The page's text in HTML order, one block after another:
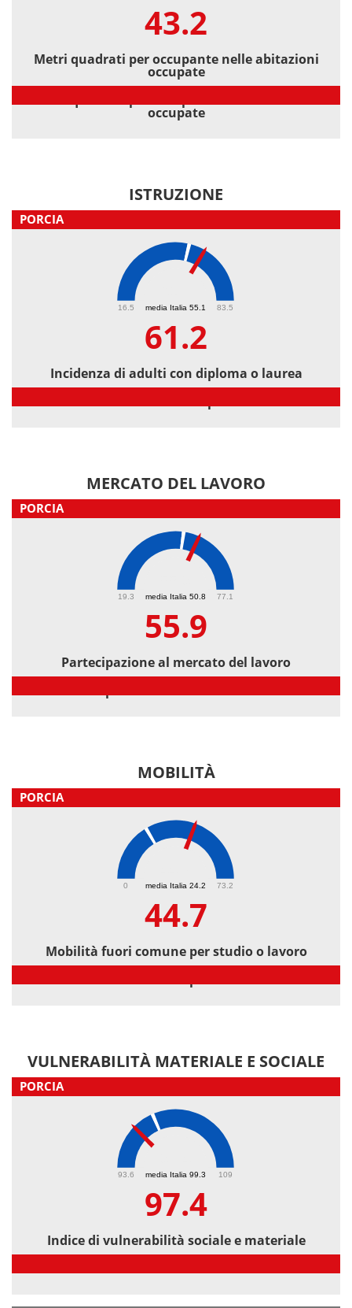
43.2
Metri quadrati per occupante nelle abitazioni
occupate
occupate
ISTRUZIONE
PORCIA
media Italia 55.1
16.5 83.5
61.2
Incidenza di adulti con diploma o laurea
MERCATO DEL LAVORO
PORCIA
media Italia 50.8
19.3 77.1
55.9
Partecipazione al mercato del lavoro
MOBILITÀ
PORCIA
media Italia 24.2
0 73.2
44.7
Mobilità fuori comune per studio o lavoro
VULNERABILITÀ MATERIALE E SOCIALE
PORCIA
media Italia 99.3
93.6 109
97.4
Indice di vulnerabilità sociale e materiale